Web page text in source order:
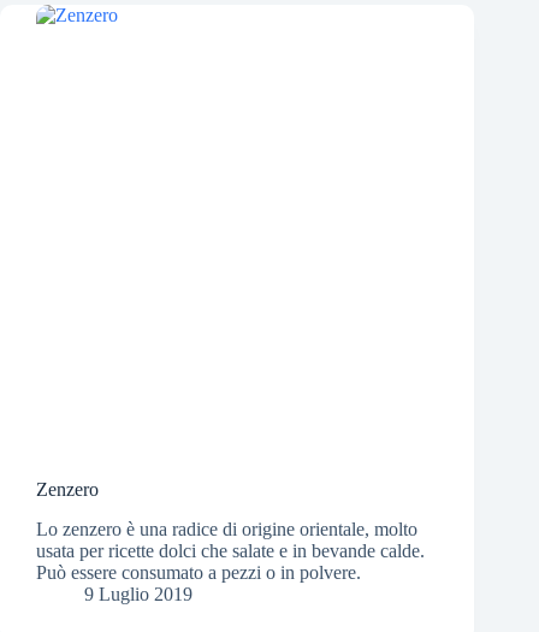
Zenzero
Lo zenzero è una radice di origine orientale, molto
usata per ricette dolci che salate e in bevande calde.
Può essere consumato a pezzi o in polvere.
9 Luglio 2019